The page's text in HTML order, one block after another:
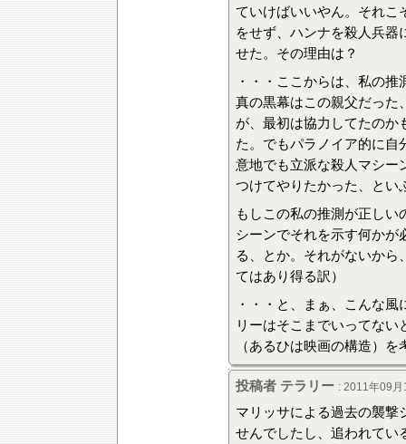
ていけばいいやん。それこ
をせず、ハンナを殺人兵
せた。その理由は？
・・・ここからは、私の
真の黒幕はこの親父だった
が、最初は協力してたのか
た。でもパラノイア的に自
意地でも立派な殺人マシー
つけてやりたかった、とい
もしこの私の推測が正し
シーンでそれを示す何かが
る、とか。それがないか
てはあり得る訳）
・・・と、まぁ、こんな
リーはそこまでいってな
（あるひは映画の構造）
投稿者 テラリー : 2011年09
マリッサによる過去の襲撃
せんでしたし、追われてい